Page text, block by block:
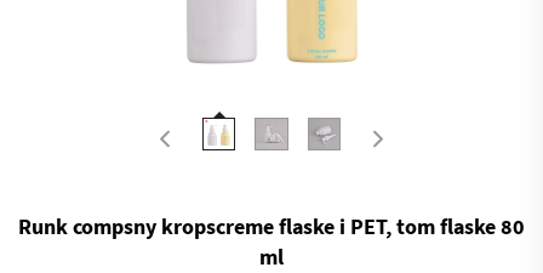
Runk compsny kropscreme flaske i PET, tom flaske 80
ml